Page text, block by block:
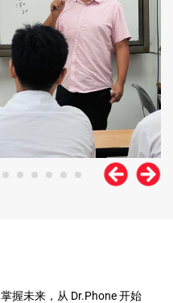
掌握未来，从 Dr.Phone 开始